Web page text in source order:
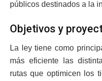
públicos destinados a la
Objetivos y
La ley tiene como
más eficiente las
rutas que optimicen los